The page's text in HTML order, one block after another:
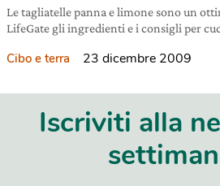
Le tagliatelle panna e limone sono un
LifeGate gli ingredienti e i consigli per
Cibo e terra 23 dicembre 2009
Iscriviti alla